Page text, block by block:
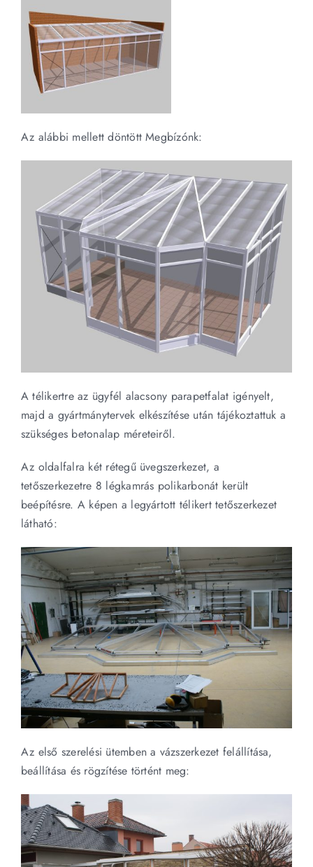
Az alábbi mellett döntött Megbízónk:
A télikertre az ügyfél alacsony parapetfalat igényelt,
majd a gyártmánytervek elkészítése után tájékoztattuk a
szükséges betonalap méreteiről.
Az oldalfalra két rétegű üvegszerkezet, a
tetőszerkezetre 8 légkamrás polikarbonát került
beépítésre. A képen a legyártott télikert tetőszerkezet
látható:
Az első szerelési ütemben a vázszerkezet felállítása,
beállítása és rögzítése történt meg: